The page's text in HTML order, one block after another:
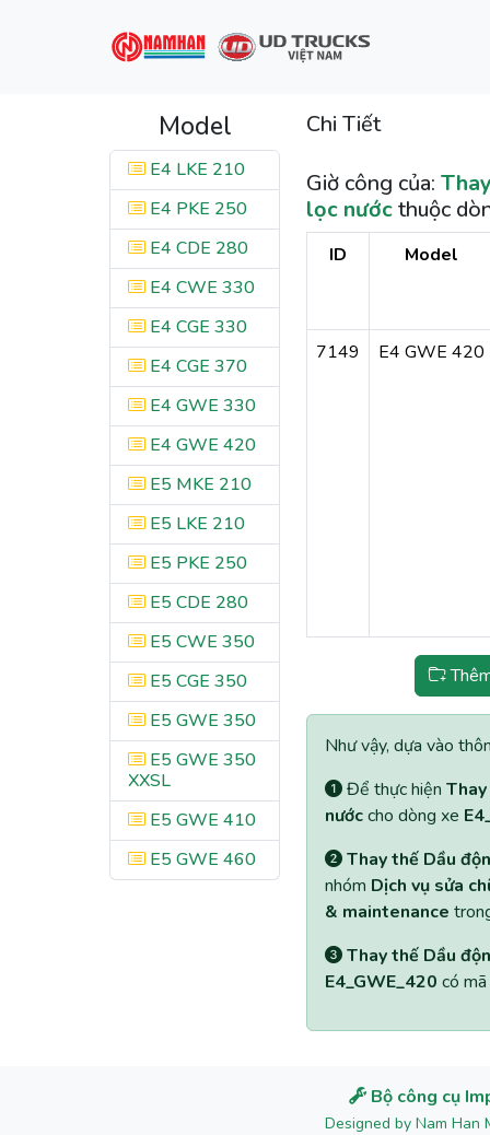
Model
E4 LKE 210
E4 PKE 250
E4 CDE 280
E4 CWE 330
E4 CGE 330
E4 CGE 370
E4 GWE 330
E4 GWE 420
E5 MKE 210
E5 LKE 210
E5 PKE 250
E5 CDE 280
E5 CWE 350
E5 CGE 350
E5 GWE 350
E5 GWE 350
XXSL
E5 GWE 410
E5 GWE 460
Chi Tiết
Giờ công của:
lọc nướcthuộc
ID Model
7149 E4 GWE 420
Như vậy, dựa vào
Để thực hiện
nướccho dòng xe
Thay thế Dầu
nhóm Dịch vụ sửa
& maintenance
Thay thế Dầu
E4_GWE_420 có
Bộ công cụ
Designed by Nam Han